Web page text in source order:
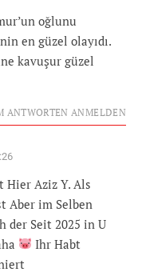
oğlunu
en güzel olayıdı.
kavuşur güzel
ANTWORTEN ANMELDEN
Hier Aziz Y. Als
Aber im Selben
der Seit 2025 in U
Ihr Habt